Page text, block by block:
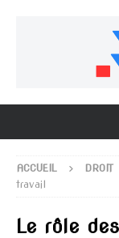
ACCUEIL DROIT
travail
Le rôle